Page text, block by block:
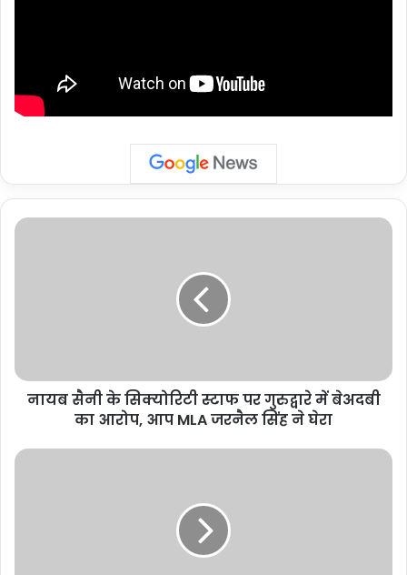
नायब
बेअदबी
MLA
नायब सैनी के सिक्योरिटी स्टाफ पर गुरुद्वारे में बेअदबी
का आरोप, आप MLA जरनैल सिंह ने घेरा
सीतापुर